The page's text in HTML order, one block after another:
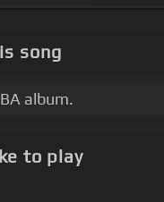
song
album.
to play